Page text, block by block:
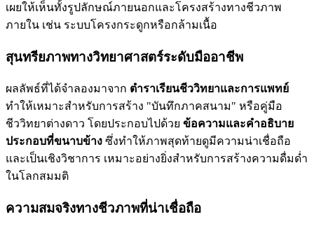
เผยให้เห็นทั้งรูปลักษณ์ภายนอกและโครงสร้างทางชีวภาพ
ภายใน เช่น ระบบโครงกระดูกหรือกล้ามเนื้อ
สุนทรียภาพทางวิทยาศาสตร์ระดับมืออาชีพ
ผลลัพธ์ที่ได้จำลองมาจาก ตำราเรียนชีววิทยาและการแพทย์
ทำให้เหมาะสำหรับการสร้าง "บันทึกภาคสนาม" หรือคู่มือ
ชีววิทยาต่างดาว โดยประกอบไปด้วย ข้อความและคำอธิบาย
ประกอบที่ขนาบข้าง ซึ่งทำให้ภาพสุดท้ายดูมีความน่าเชื่อถือ
และเป็นเชิงวิชาการ เหมาะอย่างยิ่งสำหรับการสร้างความดื่มด่ำ
ในโลกสมมติ
ความสมจริงทางชีวภาพที่น่าเชื่อถือ